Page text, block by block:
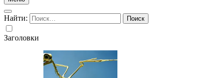
Найти:
Заголовки